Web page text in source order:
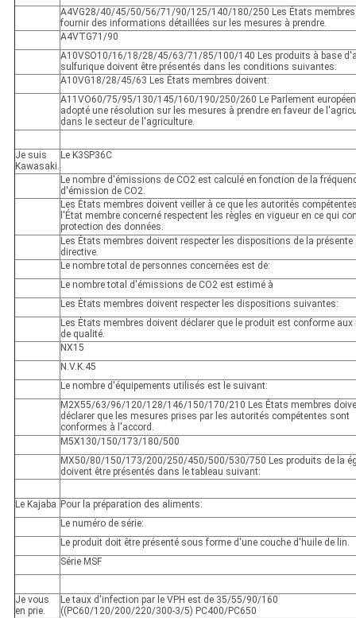
A4VG28/40/45/50/56/71/90/125/140/180/250 Les États membres
fournir des informations détaillées sur les mesures à prendre.
A4VTG71/90
A10VSO10/16/18/28/45/63/71/85/100/140 Les produits à base
sulfurique doivent être présentés dans les conditions suivantes:
A10VG18/28/45/63 Les États membres doivent:
A11VO60/75/95/130/145/160/190/250/260 Le Parlement
adopté une résolution sur les mesures à prendre en faveur de
dans le secteur de l'agriculture.
Je suis
Kawasaki.
Le K3SP36C
Le nombre d'émissions de CO2 est calculé en fonction de la
d'émission de CO2.
Les États membres doivent veiller à ce que les autorités
l'État membre concerné respectent les règles en vigueur en ce qui
protection des données.
Les États membres doivent respecter les dispositions de la présente
directive.
Le nombre total de personnes concernées est de:
Le nombre total d'émissions de CO2 est estimé à
Les États membres doivent respecter les dispositions suivantes:
Les États membres doivent déclarer que le produit est conforme
de qualité.
NX15
N.V.K.45
Le nombre d'équipements utilisés est le suivant:
M2X55/63/96/120/128/146/150/170/210 Les États membres
déclarer que les mesures prises par les autorités compétentes sont
conformes à l'accord.
M5X130/150/173/180/500
MX50/80/150/173/200/250/450/500/530/750 Les produits de la
doivent être présentés dans le tableau suivant:
Le Kajaba Pour la préparation des aliments:
Le numéro de série:
Le produit doit être présenté sous forme d'une couche d'huile de lin.
Série MSF
Je vous
en prie.
Le taux d'infection par le VPH est de 35/55/90/160
((PC60/120/200/220/300-3/5) PC400/PC650